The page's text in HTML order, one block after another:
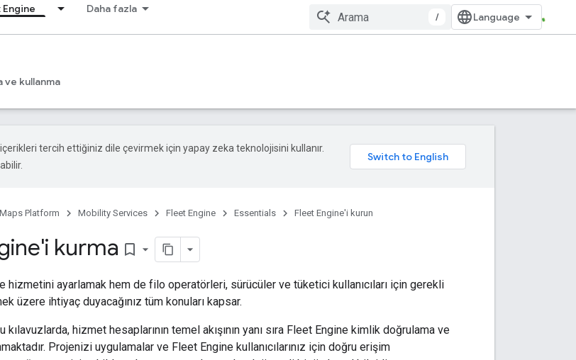
Engine Daha fazla
/
ve kullanma
tercih ettiğiniz dile çevirmek için yapay zeka teknolojisini kullanır.
Platform Mobility Services Fleet Engine Essentials Fleet Engine'i kurun
kurma bookmark_border
hizmetini ayarlamak hem de filo operatörleri, sürücüler ve tüketici kullanıcıları için gerekli
üzere ihtiyaç duyacağınız tüm konuları kapsar.
kılavuzlarda, hizmet hesaplarının temel akışının yanı sıra Fleet Engine kimlik doğrulama ve
Projenizi uygulamalar ve Fleet Engine kullanıcılarınız için doğru erişim